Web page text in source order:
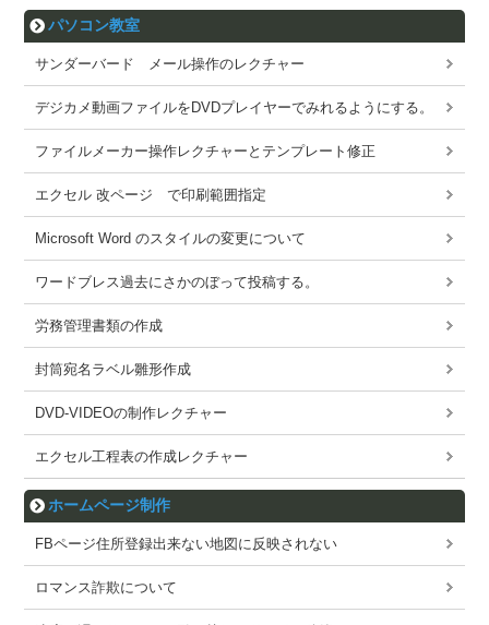
パソコン教室
サンダーバード メール操作のレクチャー
デジカメ動画ファイルをDVDプレイヤーでみれるようにする。
ファイルメーカー操作レクチャーとテンプレート修正
エクセル 改ページ で印刷範囲指定
Microsoft Word のスタイルの変更について
ワードブレス過去にさかのぼって投稿する。
労務管理書類の作成
封筒宛名ラベル雛形作成
DVD-VIDEOの制作レクチャー
エクセル工程表の作成レクチャー
ホームページ制作
FBページ住所登録出来ない地図に反映されない
ロマンス詐欺について